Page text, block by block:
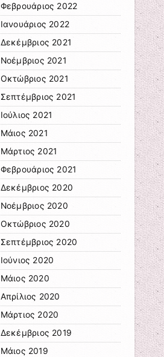
Φεβρουάριος 2022
Ιανουάριος 2022
Δεκέμβριος 2021
Νοέμβριος 2021
Οκτώβριος 2021
Σεπτέμβριος 2021
Ιούλιος 2021
Μάιος 2021
Μάρτιος 2021
Φεβρουάριος 2021
Δεκέμβριος 2020
Νοέμβριος 2020
Οκτώβριος 2020
Σεπτέμβριος 2020
Ιούνιος 2020
Μάιος 2020
Απρίλιος 2020
Μάρτιος 2020
Δεκέμβριος 2019
Μάιος 2019